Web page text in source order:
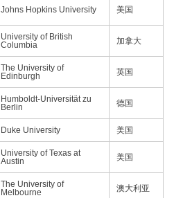
Johns Hopkins University 美国
University of British
Columbia
加拿大
The University of
Edinburgh
英国
Humboldt-Universität zu
Berlin
德国
Duke University 美国
University of Texas at
Austin
美国
The University of
Melbourne
澳大利亚